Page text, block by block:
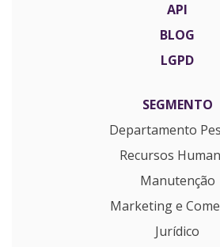
API
BLOG
LGPD
SEGMENTO
Departamento
Recursos
Manutenção
Marketing e
Jurídico